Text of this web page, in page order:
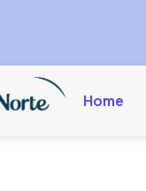
Home